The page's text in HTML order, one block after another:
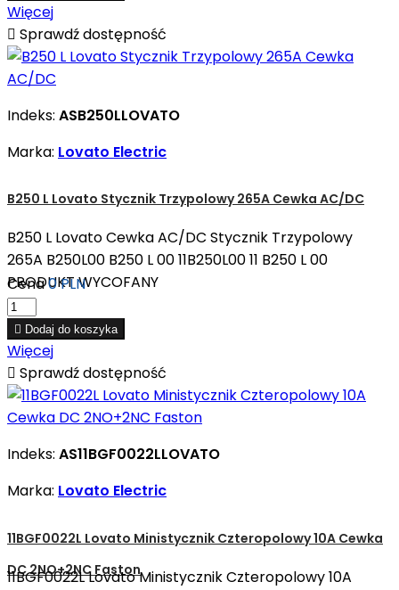
Więcej
 Sprawdź dostępność
Indeks: ASB250LLOVATO
Marka: Lovato Electric
B250 L Lovato Stycznik Trzypolowy 265A Cewka AC/DC
B250 L Lovato Cewka AC/DC Stycznik Trzypolowy
265A B250L00 B250 L 00 11B250L00 11 B250 L 00
PRODUKT WYCOFANY
Cena0 PLN
 Dodaj do koszyka
Więcej
 Sprawdź dostępność
Indeks: AS11BGF0022LLOVATO
Marka: Lovato Electric
11BGF0022L Lovato Ministycznik Czteropolowy 10A Cewka
DC 2NO+2NC Faston
11BGF0022L Lovato Ministycznik Czteropolowy 10A